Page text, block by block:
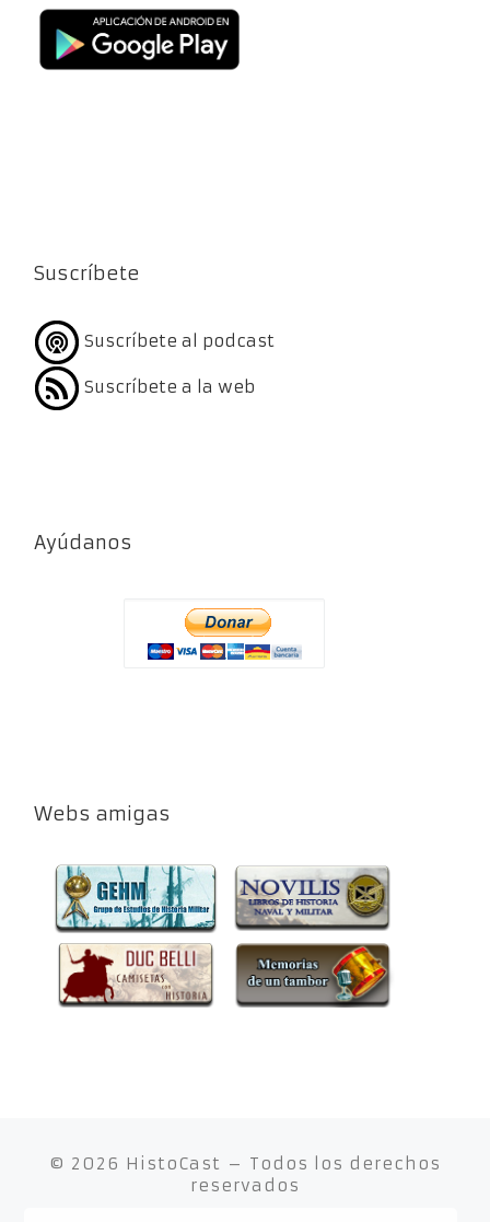
Suscríbete
Suscríbete al podcast
Suscríbete a la web
Ayúdanos
Webs amigas
© 2026 HistoCast – Todos los derechos
reservados